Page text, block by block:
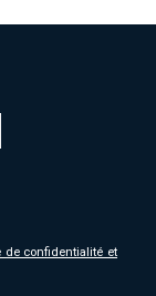
de confidentialité et